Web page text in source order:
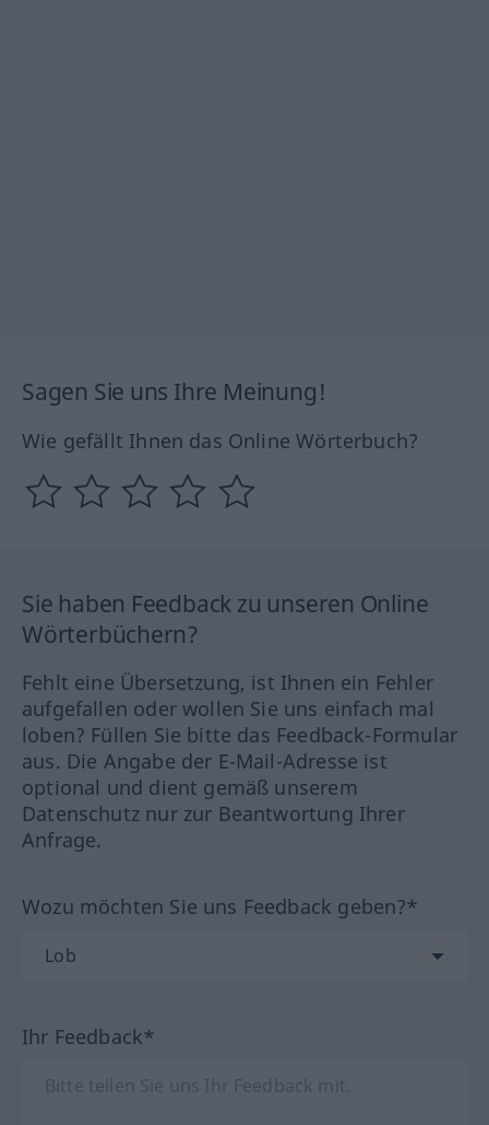
Sagen Sie uns Ihre Meinung!
Wie gefällt Ihnen das Online Wörterbuch?
Sie haben Feedback zu unseren Online
Wörterbüchern?
Fehlt eine Übersetzung, ist Ihnen ein Fehler
aufgefallen oder wollen Sie uns einfach mal
loben? Füllen Sie bitte das Feedback-Formular
aus. Die Angabe der E-Mail-Adresse ist
optional und dient gemäß unserem
Datenschutz nur zur Beantwortung Ihrer
Anfrage.
Wozu möchten Sie uns Feedback geben?*
Ihr Feedback*